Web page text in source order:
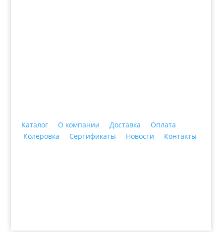
Каталог О компании Доставка
Оплата
Колеровка
Сертификаты Новости Контакты